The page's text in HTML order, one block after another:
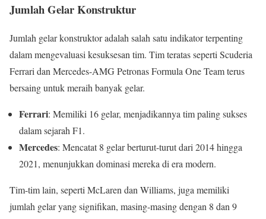
Jumlah Gelar Konstruktur
Jumlah gelar konstruktor adalah salah satu indikator terpenting
dalam mengevaluasi kesuksesan tim. Tim teratas seperti Scuderia
Ferrari dan Mercedes-AMG Petronas Formula One Team terus
bersaing untuk meraih banyak gelar.
Ferrari: Memiliki 16 gelar, menjadikannya tim paling sukses
dalam sejarah F1.
Mercedes: Mencatat 8 gelar berturut-turut dari 2014 hingga
2021, menunjukkan dominasi mereka di era modern.
Tim-tim lain, seperti McLaren dan Williams, juga memiliki
jumlah gelar yang signifikan, masing-masing dengan 8 dan 9